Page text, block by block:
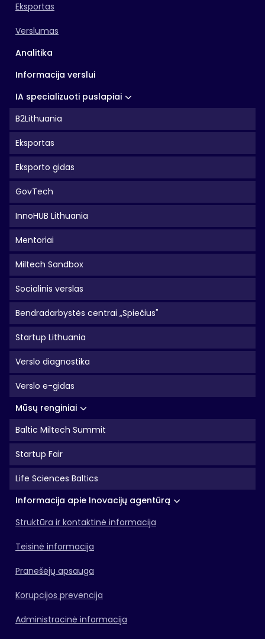
Eksportas
Verslumas
Analitika
Informacija verslui
IA specializuoti puslapiai
B2Lithuania
Eksportas
Eksporto gidas
GovTech
InnoHUB Lithuania
Mentoriai
Miltech Sandbox
Socialinis verslas
Bendradarbystės centrai „Spiečius"
Startup Lithuania
Verslo diagnostika
Verslo e-gidas
Mūsų renginiai
Baltic Miltech Summit
Startup Fair
Life Sciences Baltics
Informacija apie Inovacijų agentūrą
Struktūra ir kontaktinė informacija
Teisinė informacija
Pranešėjų apsauga
Korupcijos prevencija
Administracinė informacija